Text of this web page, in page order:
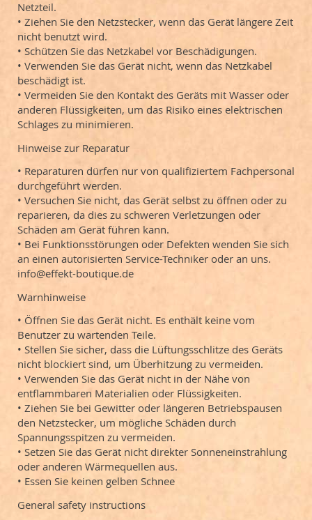
Netzteil.
• Ziehen Sie den Netzstecker, wenn das Gerät längere Zeit
nicht benutzt wird.
• Schützen Sie das Netzkabel vor Beschädigungen.
• Verwenden Sie das Gerät nicht, wenn das Netzkabel
beschädigt ist.
• Vermeiden Sie den Kontakt des Geräts mit Wasser oder
anderen Flüssigkeiten, um das Risiko eines elektrischen
Schlages zu minimieren.
Hinweise zur Reparatur
• Reparaturen dürfen nur von qualifiziertem Fachpersonal
durchgeführt werden.
• Versuchen Sie nicht, das Gerät selbst zu öffnen oder zu
reparieren, da dies zu schweren Verletzungen oder
Schäden am Gerät führen kann.
• Bei Funktionsstörungen oder Defekten wenden Sie sich
an einen autorisierten Service-Techniker oder an uns.
info@effekt-boutique.de
Warnhinweise
• Öffnen Sie das Gerät nicht. Es enthält keine vom
Benutzer zu wartenden Teile.
• Stellen Sie sicher, dass die Lüftungsschlitze des Geräts
nicht blockiert sind, um Überhitzung zu vermeiden.
• Verwenden Sie das Gerät nicht in der Nähe von
entflammbaren Materialien oder Flüssigkeiten.
• Ziehen Sie bei Gewitter oder längeren Betriebspausen
den Netzstecker, um mögliche Schäden durch
Spannungsspitzen zu vermeiden.
• Setzen Sie das Gerät nicht direkter Sonneneinstrahlung
oder anderen Wärmequellen aus.
• Essen Sie keinen gelben Schnee
General safety instructions